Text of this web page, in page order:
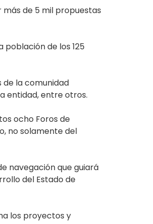
de 5 mil propuestas
de los 125
de la comunidad
entidad, entre otros.
ocho Foros de
no solamente del
navegación que guiará
del Estado de
los proyectos y